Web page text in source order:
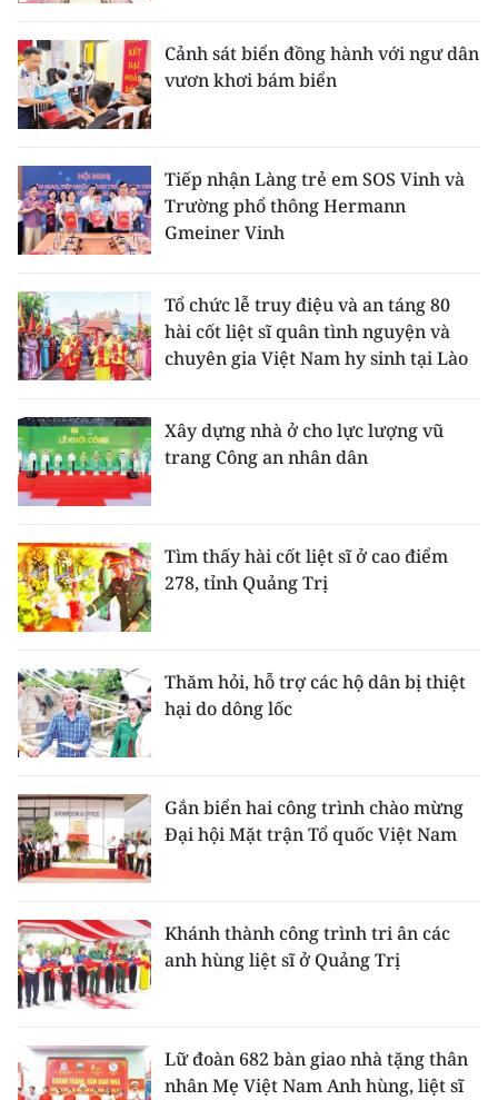
Cảnh sát biển đồng hành với ngư dân
vươn khơi bám biển
Tiếp nhận Làng trẻ em SOS Vinh và
Trường phổ thông Hermann
Gmeiner Vinh
Tổ chức lễ truy điệu và an táng 80
hài cốt liệt sĩ quân tình nguyện và
chuyên gia Việt Nam hy sinh tại Lào
Xây dựng nhà ở cho lực lượng vũ
trang Công an nhân dân
Tìm thấy hài cốt liệt sĩ ở cao điểm
278, tỉnh Quảng Trị
Thăm hỏi, hỗ trợ các hộ dân bị thiệt
hại do dông lốc
Gắn biển hai công trình chào mừng
Đại hội Mặt trận Tổ quốc Việt Nam
Khánh thành công trình tri ân các
anh hùng liệt sĩ ở Quảng Trị
Lữ đoàn 682 bàn giao nhà tặng thân
nhân Mẹ Việt Nam Anh hùng, liệt sĩ